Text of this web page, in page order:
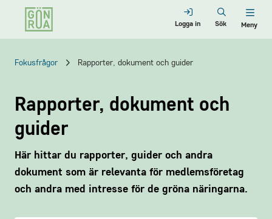
Logga in Sök Meny
Fokusfrågor Rapporter, dokument och guider
Rapporter, dokument och
guider
Här hittar du rapporter, guider och andra
dokument som är relevanta för medlemsföretag
och andra med intresse för de gröna näringarna.